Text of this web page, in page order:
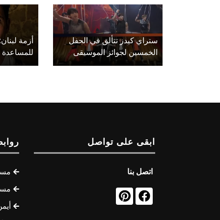
ستراي كيدز تتألق في الحفل
الخمسين لجوائز الموسيقى
أزمة
للمساعدة
ابقى على تواصل
اتصل بنا